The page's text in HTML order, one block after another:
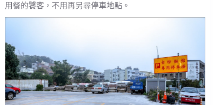
用餐的饕客，不用再另尋停車地點。